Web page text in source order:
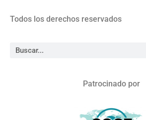
Todos los derechos reservados
Patrocinado por